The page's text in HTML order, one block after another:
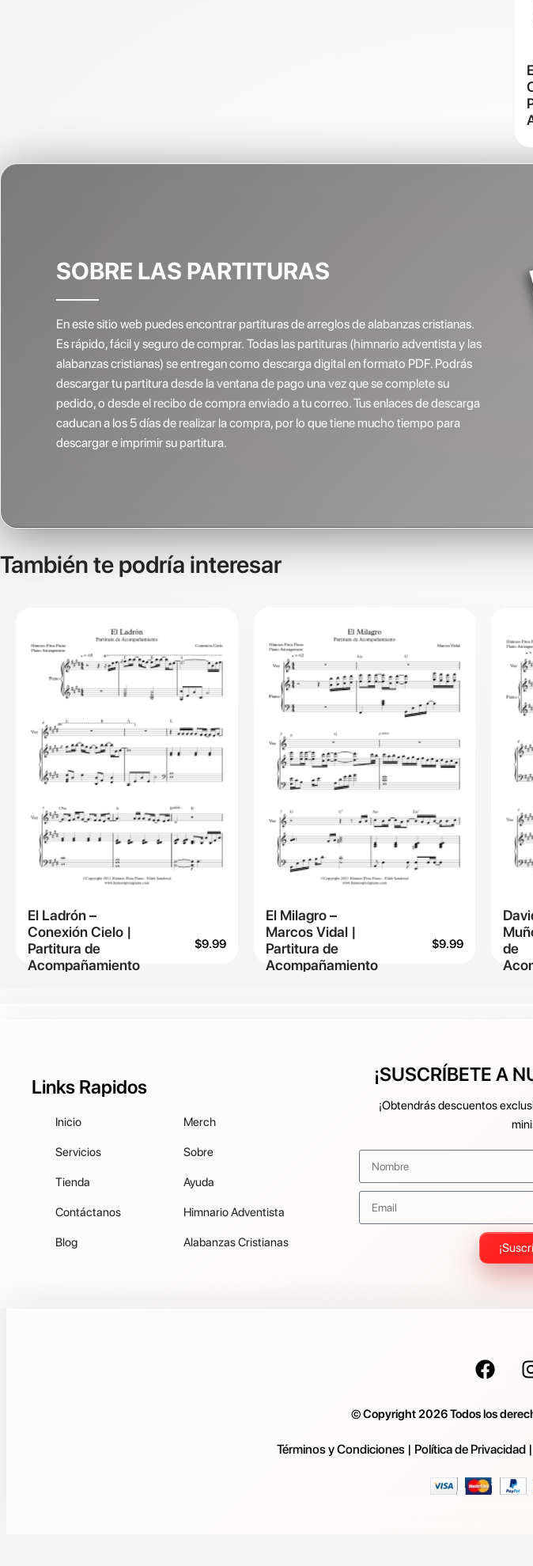
SOBRE LAS PARTITURAS
En este sitio web puedes encontrar partituras de arreglos de alabanzas cristianas.
Es rápido, fácil y seguro de comprar. Todas las partituras (himnario adventista y las
alabanzas cristianas) se entregan como descarga digital en formato PDF. Podrás
descargar tu partitura desde la ventana de pago una vez que se complete su
pedido, o desde el recibo de compra enviado a tu correo. Tus enlaces de descarga
caducan a los 5 días de realizar la compra, por lo que tiene mucho tiempo para
descargar e imprimir su partitura.
También te podría interesar
El Ladrón –
Conexión Cielo |
Partitura de
Acompañamiento
$9.99
El Milagro –
Marcos Vidal |
Partitura de
Acompañamiento
$9.99
de
Links Rapidos
Inicio
Servicios
Tienda
Contáctanos
Blog
Merch
Sobre
Ayuda
Himnario Adventista
Alabanzas Cristianas
¡SUSCRÍBETE A
¡Obtendrás descuentos
© Copyright 2026 Todos los
Términos y Condiciones| Política de Privacidad|